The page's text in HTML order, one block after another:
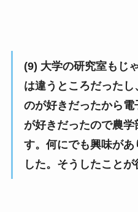
(9) 大学の研究室もじ
は違うところだった
のが好きだったから
が好きだったので農
す。何にでも興味が
した。そうしたこと